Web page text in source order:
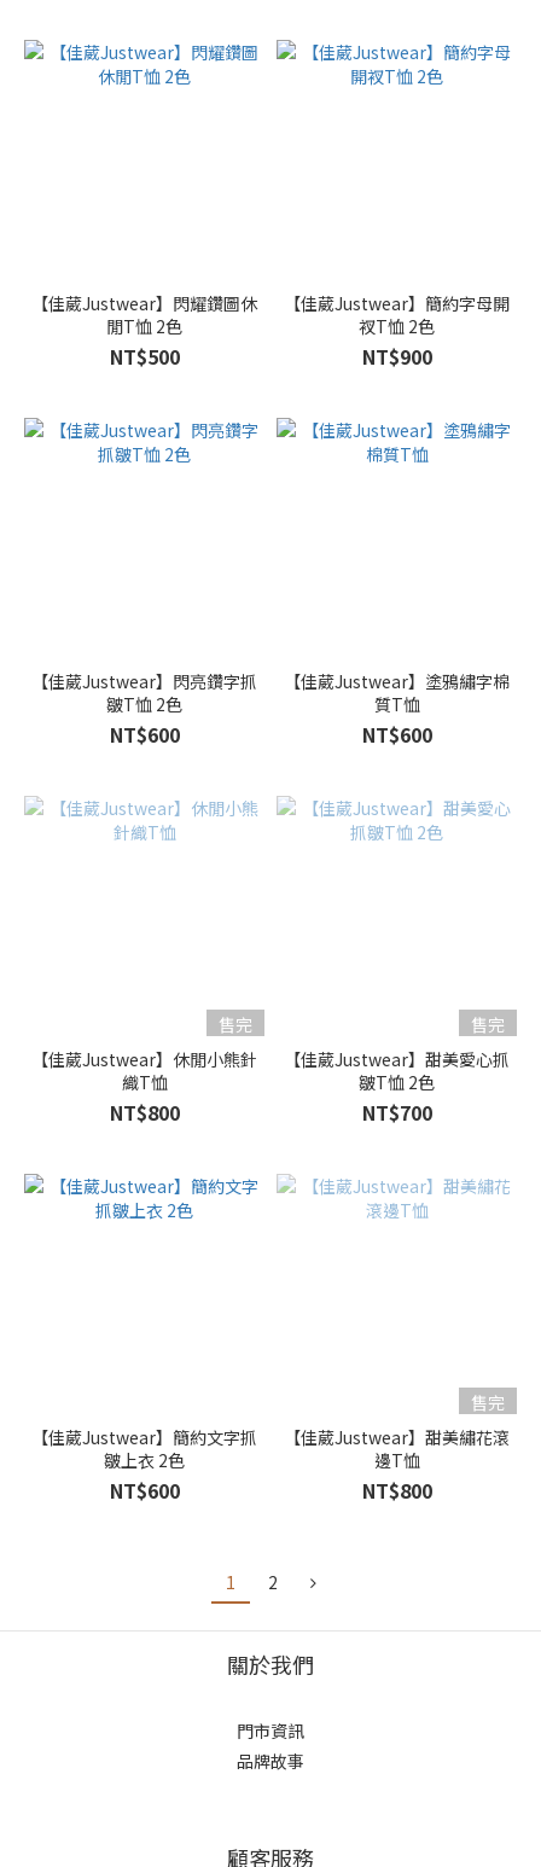
【佳葳Justwear】閃耀鑽圖休
閒T恤 2色
NT$500
【佳葳Justwear】簡約字母開
衩T恤 2色
NT$900
【佳葳Justwear】閃亮鑽字抓
皺T恤 2色
NT$600
【佳葳Justwear】塗鴉繡字棉
質T恤
NT$600
售完
【佳葳Justwear】休閒小熊針
織T恤
NT$800
售完
【佳葳Justwear】甜美愛心抓
皺T恤 2色
NT$700
【佳葳Justwear】簡約文字抓
皺上衣 2色
NT$600
售完
【佳葳Justwear】甜美繡花滾
邊T恤
NT$800
1 2
關於我們
門市資訊
品牌故事
顧客服務